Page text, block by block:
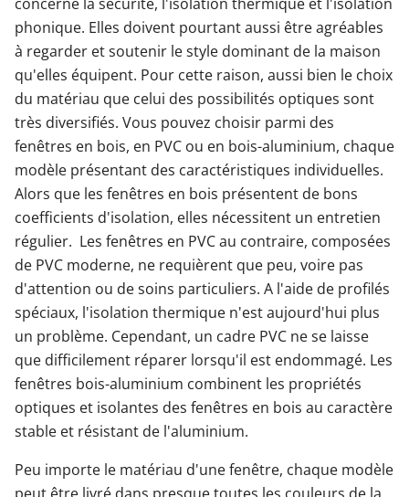
concerne la sécurité, l'isolation thermique et l'isolation
phonique. Elles doivent pourtant aussi être agréables
à regarder et soutenir le style dominant de la maison
qu'elles équipent. Pour cette raison, aussi bien le choix
du matériau que celui des possibilités optiques sont
très diversifiés. Vous pouvez choisir parmi des
fenêtres en bois, en PVC ou en bois-aluminium, chaque
modèle présentant des caractéristiques individuelles.
Alors que les fenêtres en bois présentent de bons
coefficients d'isolation, elles nécessitent un entretien
régulier. Les fenêtres en PVC au contraire, composées
de PVC moderne, ne requièrent que peu, voire pas
d'attention ou de soins particuliers. A l'aide de profilés
spéciaux, l'isolation thermique n'est aujourd'hui plus
un problème. Cependant, un cadre PVC ne se laisse
que difficilement réparer lorsqu'il est endommagé. Les
fenêtres bois-aluminium combinent les propriétés
optiques et isolantes des fenêtres en bois au caractère
stable et résistant de l'aluminium.
Peu importe le matériau d'une fenêtre, chaque modèle